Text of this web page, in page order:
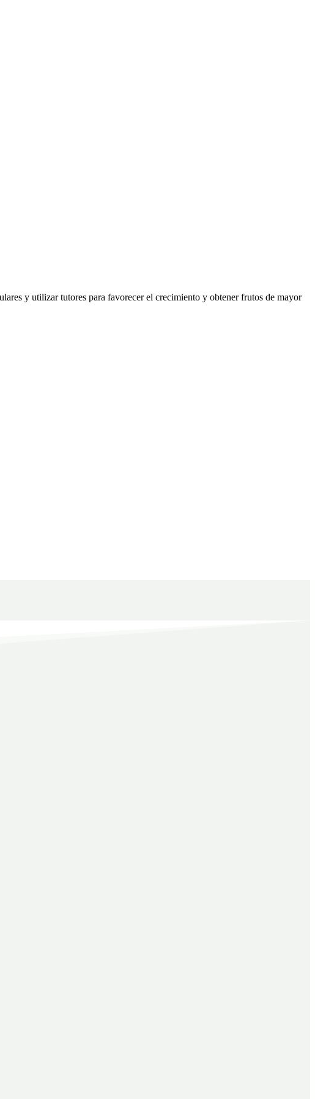
y utilizar tutores para favorecer el crecimiento y obtener frutos de mayor